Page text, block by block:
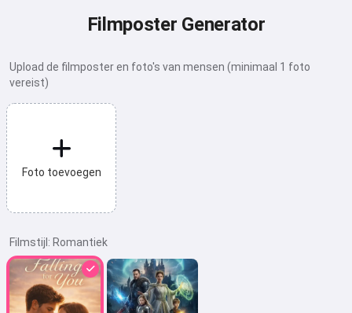
Filmposter Generator
Upload de filmposter en foto's van mensen (minimaal 1 foto
vereist)
Foto toevoegen
Filmstijl: Romantiek